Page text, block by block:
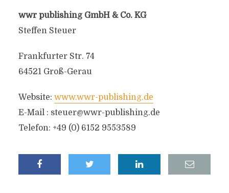
wwr publishing GmbH & Co. KG
Steffen Steuer
Frankfurter Str. 74
64521 Groß-Gerau
Website: www.wwr-publishing.de
E-Mail : steuer@wwr-publishing.de
Telefon: +49 (0) 6152 9553589